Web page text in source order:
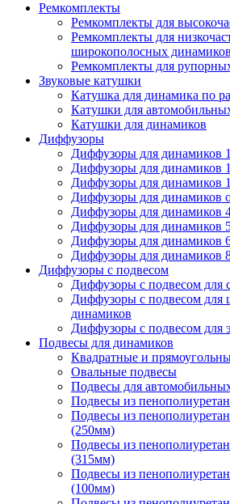
Ремкомплекты
Ремкомплекты для
Ремкомплекты для
широкополосных динамиков
Ремкомплекты для
Звуковые катушки
Катушка для динамика по
Катушки для
Катушки для динамиков
Диффузоры
Диффузоры для динамиков
Диффузоры для динамиков
Диффузоры для динамиков
Диффузоры для динамиков
Диффузоры для динамиков
Диффузоры для динамиков
Диффузоры для динамиков
Диффузоры для динамиков
Диффузоры с подвесом
Диффузоры с подвесом для
Диффузоры с подвесом для
динамиков
Диффузоры с подвесом для
Подвесы для динамиков
Квадратные и
Овальные подвесы
Подвесы для
Подвесы из
Подвесы из
(250мм)
Подвесы из
(315мм)
Подвесы из
(100мм)